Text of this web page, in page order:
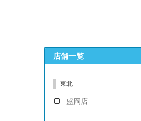
店舗一覧
東北
盛岡店